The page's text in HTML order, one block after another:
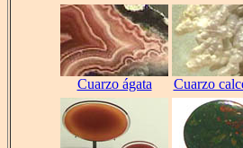
Cuarzo ágata Cuarzo